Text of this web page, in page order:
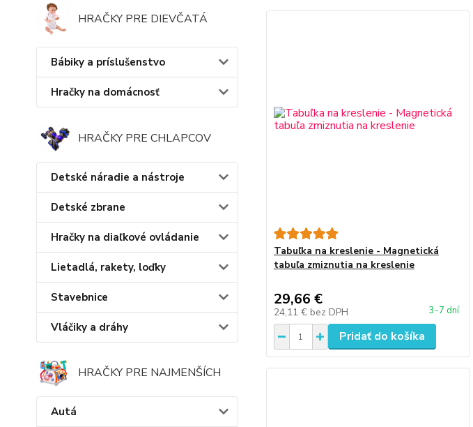
HRAČKY PRE DIEVČATÁ
Bábiky a príslušenstvo
Hračky na domácnosť
HRAČKY PRE CHLAPCOV
Detské náradie a nástroje
Detské zbrane
Hračky na diaľkové ovládanie
Lietadlá, rakety, loďky
Stavebnice
Vláčiky a dráhy
HRAČKY PRE NAJMENŠÍCH
Autá
Tabuľka na kreslenie - Magnetická
tabuľa zmiznutia na kreslenie
29,66 €
24,11 € bez DPH 3-7 dní
Pridať do košíka